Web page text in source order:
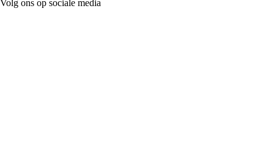
Volg ons op sociale media